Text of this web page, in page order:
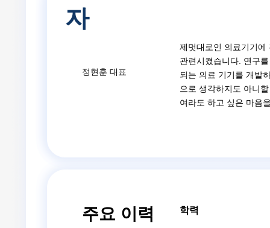
제멋대로인 의료기기
관련시켰습니다. 연구
되는 의료 기기를 개발
으로 생각하지도 아니
여라도 하고 싶은 마음
주요 이력
​정현훈 대표
자
학력